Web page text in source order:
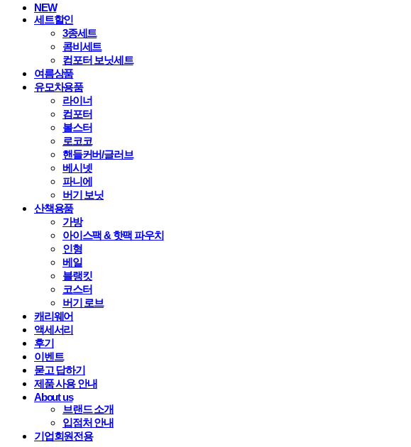
NEW
세트할인
3종세트
콤비세트
컴포터 보닛세트
여름상품
유모차용품
라이너
컴포터
볼스터
로코코
핸들커버/글러브
베시넷
파니에
버기 보닛
산책용품
가방
아이스팩 & 핫팩 파우치
인형
베일
블랭킷
코스터
버기 로브
캐리웨어
액세서리
후기
이벤트
묻고 답하기
제품 사용 안내
About us
브랜드 소개
입점처 안내
기업회원전용